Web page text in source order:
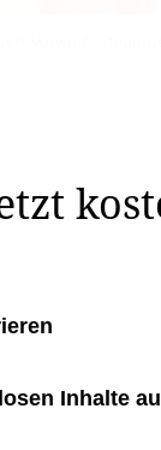
Inhalte